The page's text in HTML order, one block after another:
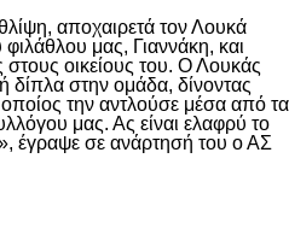
αποχαιρετά τον Λουκά
μας, Γιαννάκη, και
στους οικείους του. Ο Λουκάς
δίπλα στην ομάδα, δίνοντας
την αντλούσε μέσα από τα
μας. Ας είναι ελαφρύ το
έγραψε σε ανάρτησή του ο ΑΣ